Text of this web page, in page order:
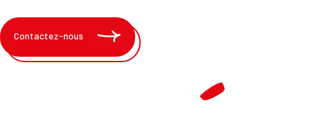
Contactez-nous